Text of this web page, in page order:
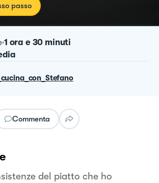
passo
1 ora e 30 minuti
Commenta
del piatto che ho